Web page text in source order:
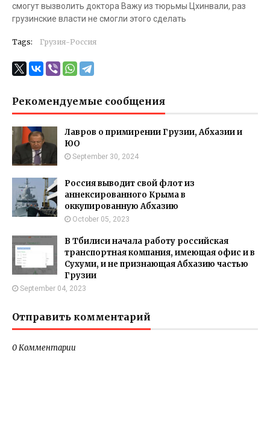
смогут вызволить доктора Важу из тюрьмы Цхинвали, раз
грузинские власти не смогли этого сделать
Tags: Грузия-Россия
Рекомендуемые сообщения
Лавров о примирении Грузии, Абхазии и
ЮО
September 30, 2024
Россия выводит свой флот из
аннексированного Крыма в
оккупированную Абхазию
October 05, 2023
В Тбилиси начала работу российская
транспортная компания, имеющая офис и в
Сухуми, и не признающая Абхазию частью
Грузии
September 04, 2023
Отправить комментарий
0 Комментарии